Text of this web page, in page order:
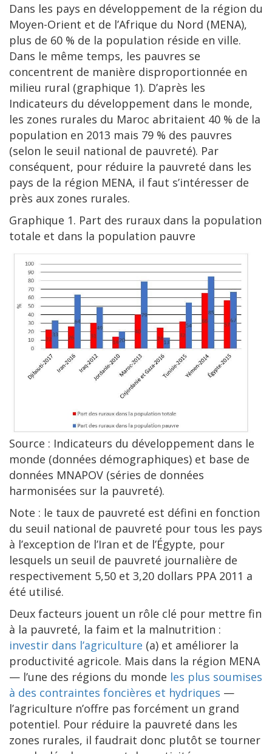
Dans les pays en développement de la région du
Moyen-Orient et de l’Afrique du Nord (MENA),
plus de 60 % de la population réside en ville.
Dans le même temps, les pauvres se
concentrent de manière disproportionnée en
milieu rural (graphique 1). D’après les
Indicateurs du développement dans le monde,
les zones rurales du Maroc abritaient 40 % de la
population en 2013 mais 79 % des pauvres
(selon le seuil national de pauvreté). Par
conséquent, pour réduire la pauvreté dans les
pays de la région MENA, il faut s’intéresser de
près aux zones rurales.
Graphique 1. Part des ruraux dans la population
totale et dans la population pauvre
Source : Indicateurs du développement dans le
monde (données démographiques) et base de
données MNAPOV (séries de données
harmonisées sur la pauvreté).
Note : le taux de pauvreté est défini en fonction
du seuil national de pauvreté pour tous les pays
à l’exception de l’Iran et de l’Égypte, pour
lesquels un seuil de pauvreté journalière de
respectivement 5,50 et 3,20 dollars PPA 2011 a
été utilisé.
Deux facteurs jouent un rôle clé pour mettre fin
à la pauvreté, la faim et la malnutrition :
investir dans l’agriculture (a) et améliorer la
productivité agricole. Mais dans la région MENA
— l’une des régions du monde les plus soumises
à des contraintes foncières et hydriques —
l’agriculture n’offre pas forcément un grand
potentiel. Pour réduire la pauvreté dans les
zones rurales, il faudrait donc plutôt se tourner